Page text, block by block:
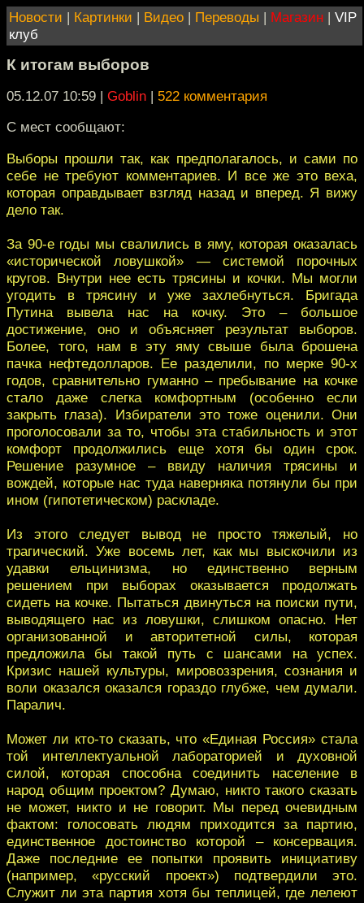
Новости | Картинки | Видео | Переводы | Магазин | VIP
клуб
К итогам выборов
05.12.07 10:59 | Goblin | 522 комментария
С мест сообщают:
Выборы прошли так, как предполагалось, и сами по
себе не требуют комментариев. И все же это веха,
которая оправдывает взгляд назад и вперед. Я вижу
дело так.
За 90-е годы мы свалились в яму, которая оказалась
«исторической ловушкой» — системой порочных
кругов. Внутри нее есть трясины и кочки. Мы могли
угодить в трясину и уже захлебнуться. Бригада
Путина вывела нас на кочку. Это – большое
достижение, оно и объясняет результат выборов.
Более, того, нам в эту яму свыше была брошена
пачка нефтедолларов. Ее разделили, по мерке 90-х
годов, сравнительно гуманно – пребывание на кочке
стало даже слегка комфортным (особенно если
закрыть глаза). Избиратели это тоже оценили. Они
проголосовали за то, чтобы эта стабильность и этот
комфорт продолжились еще хотя бы один срок.
Решение разумное – ввиду наличия трясины и
вождей, которые нас туда наверняка потянули бы при
ином (гипотетическом) раскладе.
Из этого следует вывод не просто тяжелый, но
трагический. Уже восемь лет, как мы выскочили из
удавки ельцинизма, но единственно верным
решением при выборах оказывается продолжать
сидеть на кочке. Пытаться двинуться на поиски пути,
выводящего нас из ловушки, слишком опасно. Нет
организованной и авторитетной силы, которая
предложила бы такой путь с шансами на успех.
Кризис нашей культуры, мировоззрения, сознания и
воли оказался оказался гораздо глубже, чем думали.
Паралич.
Может ли кто-то сказать, что «Единая Россия» стала
той интеллектуальной лабораторией и духовной
силой, которая способна соединить население в
народ общим проектом? Думаю, никто такого сказать
не может, никто и не говорит. Мы перед очевидным
фактом: голосовать людям приходится за партию,
единственное достоинство которой – консервация.
Даже последние ее попытки проявить инициативу
(например, «русский проект») подтвердили это.
Служит ли эта партия хотя бы теплицей, где лелеют